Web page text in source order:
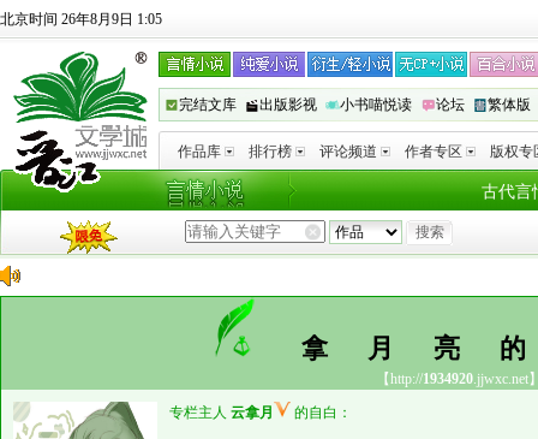
北京时间 26年8月9日 1:05
完结文库 出版影视 小书喵悦读 论坛 繁体版
作品库 排行榜 评论频道 作者专区 版权专
古代言
拿月亮
【http://1934920.jjwxc.net
专栏主人 云拿月 的自白：